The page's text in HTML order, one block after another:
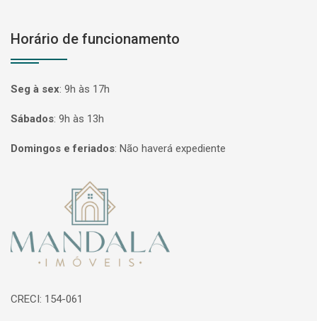
Horário de funcionamento
Seg à sex: 9h às 17h
Sábados: 9h às 13h
Domingos e feriados: Não haverá expediente
Página inicial
CRECI: 154-061